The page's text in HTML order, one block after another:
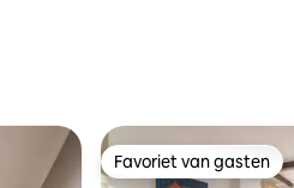
Favoriet van gasten
Favoriet van gasten